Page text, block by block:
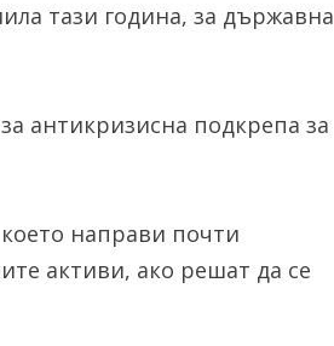
тази година, за държавна
антикризисна подкрепа за
направи почти
активи, ако решат да се